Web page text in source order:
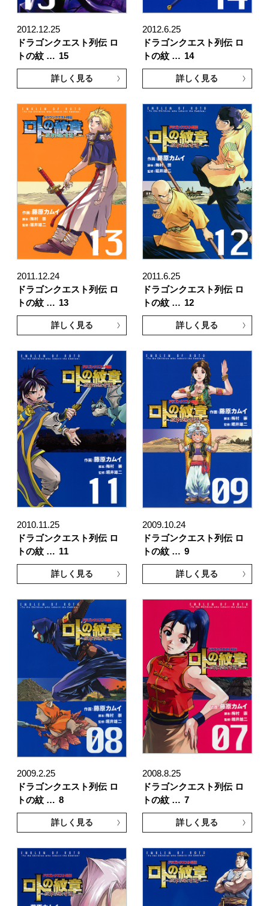
2012.12.25
ドラゴンクエスト列伝 ロ
トの紋 … 15
詳しく見る
2012.6.25
ドラゴンクエスト列伝 ロ
トの紋 … 14
詳しく見る
2011.12.24
ドラゴンクエスト列伝 ロ
トの紋 … 13
詳しく見る
2011.6.25
ドラゴンクエスト列伝 ロ
トの紋 … 12
詳しく見る
2010.11.25
ドラゴンクエスト列伝 ロ
トの紋 … 11
詳しく見る
2009.10.24
ドラゴンクエスト列伝 ロ
トの紋 … 9
詳しく見る
2009.2.25
ドラゴンクエスト列伝 ロ
トの紋 … 8
詳しく見る
2008.8.25
ドラゴンクエスト列伝 ロ
トの紋 … 7
詳しく見る